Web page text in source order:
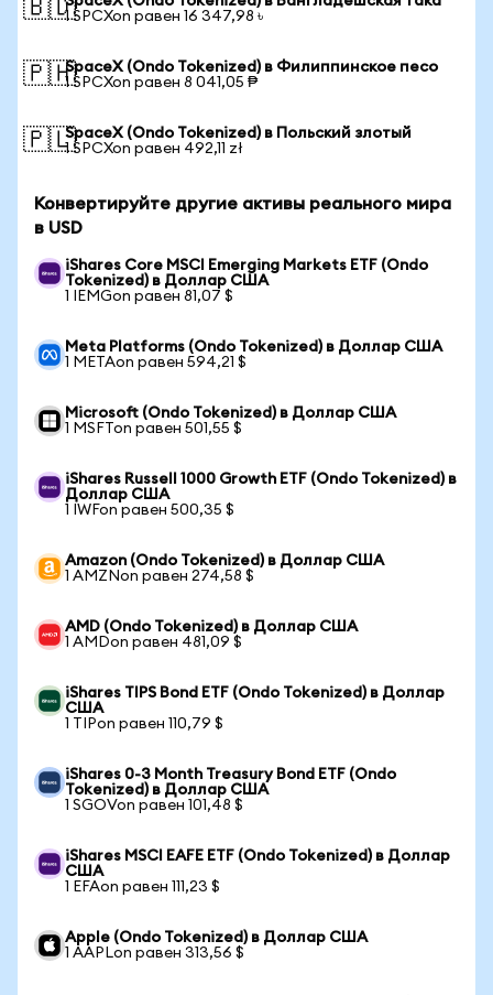
🇧🇩1 SPCXon равен 16 347,98 ৳
🇵🇭SpaceX (Ondo Tokenized) в Филиппинское песо
1 SPCXon равен 8 041,05 ₱
🇵🇱SpaceX (Ondo Tokenized) в Польский злотый
1 SPCXon равен 492,11 zł
Конвертируйте другие активы реального мира
в USD
iShares Core MSCI Emerging Markets ETF (Ondo
Tokenized) в Доллар США
1 IEMGon равен 81,07 $
Meta Platforms (Ondo Tokenized) в Доллар США
1 METAon равен 594,21 $
Microsoft (Ondo Tokenized) в Доллар США
1 MSFTon равен 501,55 $
iShares Russell 1000 Growth ETF (Ondo Tokenized) в
Доллар США
1 IWFon равен 500,35 $
Amazon (Ondo Tokenized) в Доллар США
1 AMZNon равен 274,58 $
AMD (Ondo Tokenized) в Доллар США
1 AMDon равен 481,09 $
iShares TIPS Bond ETF (Ondo Tokenized) в Доллар
США
1 TIPon равен 110,79 $
iShares 0-3 Month Treasury Bond ETF (Ondo
Tokenized) в Доллар США
1 SGOVon равен 101,48 $
iShares MSCI EAFE ETF (Ondo Tokenized) в Доллар
США
1 EFAon равен 111,23 $
Apple (Ondo Tokenized) в Доллар США
1 AAPLon равен 313,56 $